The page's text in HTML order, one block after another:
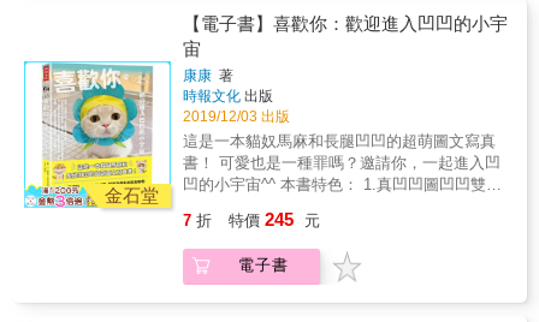
什麼？ 對於未知的以後你是期待得多？還是擔
心得多？ RingRing 跟你們一樣對未來有著不安
的情緒， 在這過程中不斷的自我對話， 發現信
念可以形成一股勇敢的力量。 未來很現實的，
現在付出多少決定以後的模樣 十年後的自己會
變成什麼模樣，看看現在的自己就知道， 任何
時候開始行動都不嫌晚，關鍵是決心有多大。
我們都為了自己的未來拚命著， 這條路上你不
試著翻翻這個章節，有個人跟你經歷著相同的
過程， 也正在努力突破，或許有點辛苦、有點
為難自己， 但想著勾勒出來的未來，會到達
的。 & #有時不用強迫自己轉念 「RingRing 好
覆給他的回應彙整的截圖，內心滿是感動。 從
一開始因為人生遇到困境而來跟RingRing 說說
話， 到後來也跟RingRing 分享著生活帶來的感
受跟人生規畫， 就像是朋友般的偶爾私訊
RingRing。 從沒想過會因為這樣而參與著一個
人的人生， 看著一個人成長路上的轉變。 不論
任何年紀在人生旅程中，都是不斷闖關的過
程， 有些感受更是每個階段都必須重新面對
的， 在這一個章節裡，撰寫了不時會出現的人
生感受， 與人生過程中想要帶給你的力量， 希
勝自己內心的小魔鬼。 & #沒有突破就不對勁
「你知道以後會變怎樣嗎？」 「未來的事我怎
麼會知道！」 看到這個對話，你內心的感受是
我看起來像嫌犯？還把路過騎士嚇到大叫「花
惹發」⋯⋯ ․以你「自創」的名字呼喚我
&mdash;&mdash;支票、機票、保險卡的名字
錯拼漏字都沒問題？！ ․可以不要買一送一
嗎？我的胃在不知不覺中撐成美國尺寸，最冤
枉的還是被難吃的食物撐到大！ ․台灣路上有
三寶是吧？我覺得美國駕駛根本個個都是
寶⋯⋯ 以讀者熟悉的《交換日記》手寫字圖
文，張妙如描述她在美國西雅圖及歐洲生活旅
清晰，行文配圖又超會抓爆笑的哏。本書既能
讓台灣讀者長知識，最重要的是還有滿滿的生
活感和親切的爆笑趣味，每一篇都精采好看又
裝扮我、拍我，而我&hellip;&hellip;就只想在窗
邊休息嘛&hellip;&hellip;不行嗎？？！！－－凹
凹 凹凹的幸福很簡單，有吃有睡有玩，想開心
的時候就抓抓紙箱找樂子， 不開心的時候喵喵
兩聲以示抗議，愛貓奴馬麻的時候磨蹭磨蹭以
示我記得妳， 厭煩的時候翻翻白眼自顧自地
睡。 這樣的人生誰不想！ 做自己，愛自己，不
惹麻煩不傷人，就和凹凹一樣自在吧！
金石堂
【電子書】喜歡你：歡迎進入凹凹的小宇
宙
康康 著
時報文化 出版
2019/12/03 出版
這是一本貓奴馬麻和長腿凹凹的超萌圖文寫真
書！ 可愛也是一種罪嗎？邀請你，一起進入凹
凹的小宇宙^^ 本書特色： 1.真凹凹圖凹凹雙封
查花生活寫真。 3.康康馬麻筆下的凹凹生活插
圖。 4.凹凹和馬麻的互動溫馨短文。 我是一隻
摺耳貓，也是個可愛的意外，有天來到有拉拉
7 折 特價 245 元
電子書